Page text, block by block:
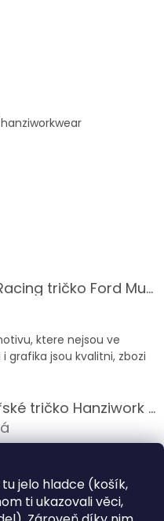
jelo hladce (košík,
ti ukazovali věci,
Dámské Cars & Racing tričko Ford Mustang 5. generace
5 z 5 hvězdiček.
ktere nejsou ve
grafika jsou kvalitni, zbozi
Pánské motorkářské tričko Hanziwork Custom Bobber
5 z 5 hvězdiček.